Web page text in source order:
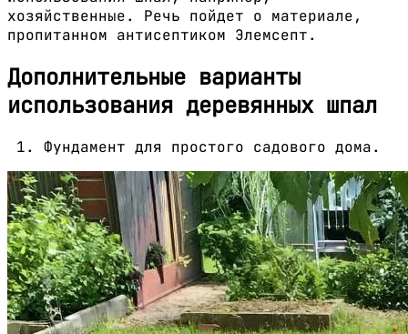
хозяйственные. Речь пойдет о материале,
пропитанном антисептиком Элемсепт.
Дополнительные варианты
использования деревянных шпал
Фундамент для простого садового дома.